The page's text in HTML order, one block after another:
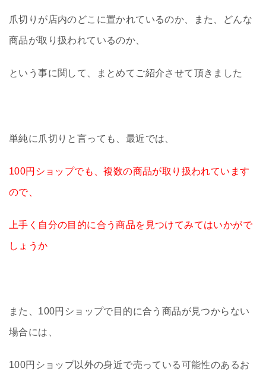
爪切りが店内のどこに置かれているのか、また、どんな
商品が取り扱われているのか、
という事に関して、まとめてご紹介させて頂きました
単純に爪切りと言っても、最近では、
100円ショップでも、複数の商品が取り扱われています
ので、
上手く自分の目的に合う商品を見つけてみてはいかがで
しょうか
また、100円ショップで目的に合う商品が見つからない
場合には、
100円ショップ以外の身近で売っている可能性のあるお